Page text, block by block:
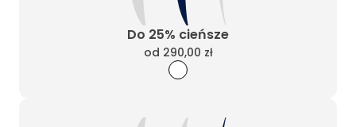
Do 25% cieńsze
od 290,00 zł